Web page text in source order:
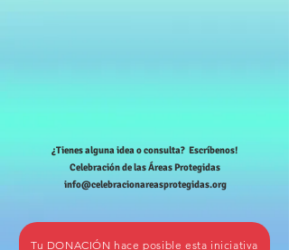
¿Tienes alguna idea o consulta? Escríbenos!
Celebración de las Áreas Protegidas
info@celebracionareasprotegidas.org
Tu DONACIÓN hace posible esta iniciativa